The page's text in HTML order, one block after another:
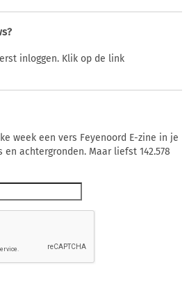
inloggen. Klik op de link
week een vers Feyenoord E-zine in je
achtergronden. Maar liefst 142.578